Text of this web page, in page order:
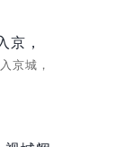
京，
京城，